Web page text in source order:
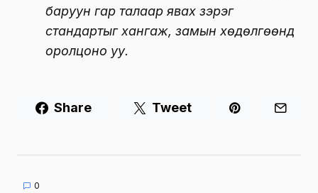
баруун гар талаар явах зэрэг
стандартыг хангаж, замын хөдөлгөөнд
оролцоно уу.
Share Tweet
0